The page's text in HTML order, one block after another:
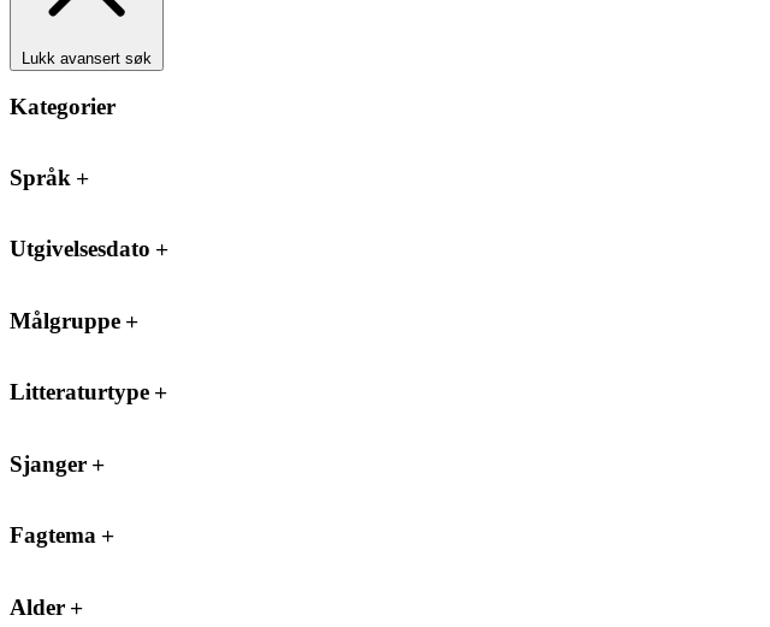
Lukk avansert søk
Kategorier
Språk
Utgivelsesdato
Målgruppe
Litteraturtype
Sjanger
Fagtema
Alder